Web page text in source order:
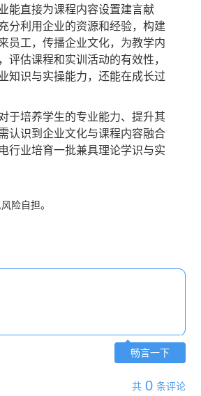
直接为课程内容设置建言献
分利用企业的资源和经验，构建
员工，传播企业文化，为教学内
估课程和实训活动的有效性，
知识与实操能力，还能在成长过
培养学生的专业能力、提升其
认识到企业文化与课程内容融合
行业培育一批兼具理论学识与实
险自担。
畅言一下
共 0 条评论